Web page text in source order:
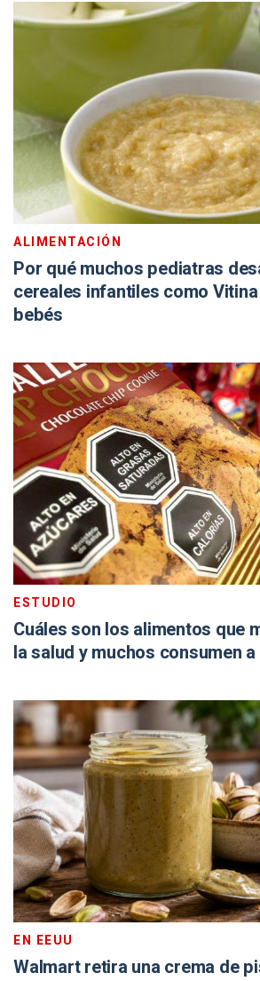
ALIMENTACIÓN
Por qué muchos pediatras
cereales infantiles como
bebés
ESTUDIO
Cuáles son los alimentos que
la salud y muchos consumen
EN EEUU
Walmart retira una crema de